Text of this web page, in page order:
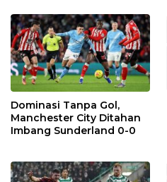
Dominasi Tanpa Gol,
Manchester City Ditahan
Imbang Sunderland 0-0